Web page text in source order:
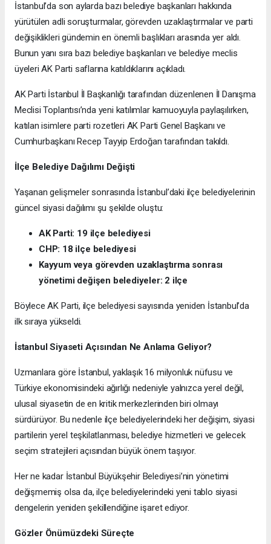
İstanbul’da son aylarda bazı belediye başkanları hakkında
yürütülen adli soruşturmalar, görevden uzaklaştırmalar ve parti
değişiklikleri gündemin en önemli başlıkları arasında yer aldı.
Bunun yanı sıra bazı belediye başkanları ve belediye meclis
üyeleri AK Parti saflarına katıldıklarını açıkladı.
AK Parti İstanbul İl Başkanlığı tarafından düzenlenen İl Danışma
Meclisi Toplantısı’nda yeni katılımlar kamuoyuyla paylaşılırken,
katılan isimlere parti rozetleri AK Parti Genel Başkanı ve
Cumhurbaşkanı Recep Tayyip Erdoğan tarafından takıldı.
İlçe Belediye Dağılımı Değişti
Yaşanan gelişmeler sonrasında İstanbul’daki ilçe belediyelerinin
güncel siyasi dağılımı şu şekilde oluştu:
AK Parti: 19 ilçe belediyesi
CHP: 18 ilçe belediyesi
Kayyum veya görevden uzaklaştırma sonrası
yönetimi değişen belediyeler: 2 ilçe
Böylece AK Parti, ilçe belediyesi sayısında yeniden İstanbul’da
ilk sıraya yükseldi.
İstanbul Siyaseti Açısından Ne Anlama Geliyor?
Uzmanlara göre İstanbul, yaklaşık 16 milyonluk nüfusu ve
Türkiye ekonomisindeki ağırlığı nedeniyle yalnızca yerel değil,
ulusal siyasetin de en kritik merkezlerinden biri olmayı
sürdürüyor. Bu nedenle ilçe belediyelerindeki her değişim, siyasi
partilerin yerel teşkilatlanması, belediye hizmetleri ve gelecek
seçim stratejileri açısından büyük önem taşıyor.
Her ne kadar İstanbul Büyükşehir Belediyesi’nin yönetimi
değişmemiş olsa da, ilçe belediyelerindeki yeni tablo siyasi
dengelerin yeniden şekillendiğine işaret ediyor.
Gözler Önümüzdeki Süreçte